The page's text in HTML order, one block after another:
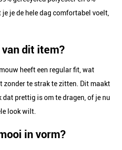
je de hele dag comfortabel voelt,
dit item?
heeft een regular fit, wat
zonder te strak te zitten. Dit maakt
prettig is om te dragen, of je nu
look wilt.
in vorm?